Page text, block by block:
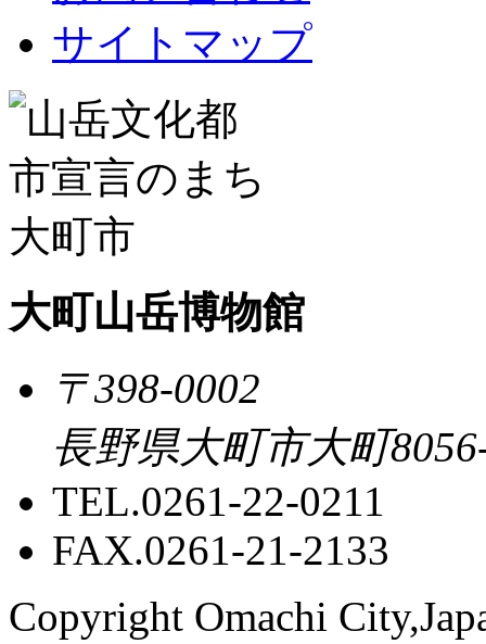
サイトマップ
大町山岳博物館
〒398-0002
長野県大町市大町
TEL.0261-22-0211
FAX.0261-21-2133
Copyright Omachi